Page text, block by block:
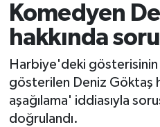
Komedyen
hakkında
Harbiye'deki gösterisinin
gösterilen Deniz Göktaş
aşağılama' iddiasıyla
doğrulandı.
Çevre
Dünya
Eğitim
Ekonomi
İzmir Namaz Vakitleri
İstanbul Trafik
Süper Lig Puan
Tüm Manşetler